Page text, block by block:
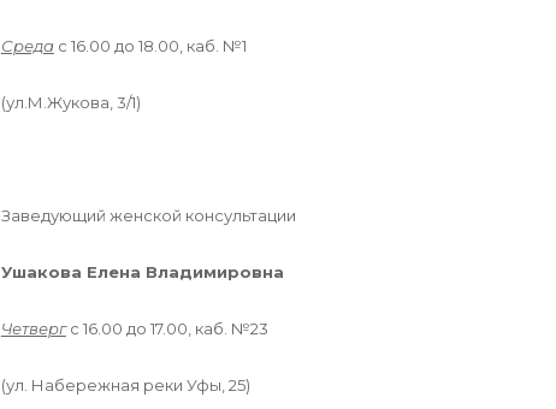
Средас 16.00 до 18.00, каб. №1
(ул.М.Жукова, 3/1)
Заведующий женской консультации
Ушакова Елена Владимировна
Четвергс 16.00 до 17.00, каб. №23
(ул. Набережная реки Уфы, 25)